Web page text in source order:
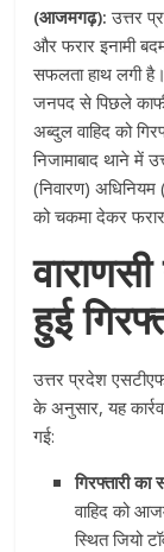
(आजमगढ़): उत्तर
और फरार इनामी
सफलता हाथ लगी है
जनपद से पिछले
अब्दुल वाहिद को
निजामाबाद थाने में
(निवारण)
को चकमा देकर
हुई
उत्तर प्रदेश
के अनुसार, यह
गई:
गिरफ्तारी
वाहिद को
स्थित जियो